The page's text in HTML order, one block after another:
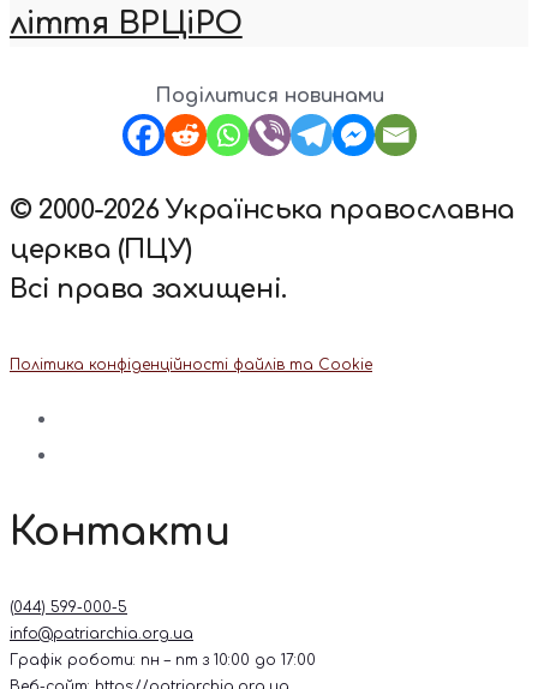
ліття ВРЦіРО
Поділитися новинами
© 2000-2026 Українська православна
церква (ПЦУ)
Всі права захищені.
Політика конфіденційності файлів та Cookie
Контакти
(044) 599-000-5
info@patriarchia.org.ua
Графік роботи: пн – пт з 10:00 до 17:00